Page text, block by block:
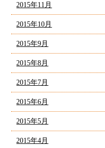
2015年11月
2015年10月
2015年9月
2015年8月
2015年7月
2015年6月
2015年5月
2015年4月